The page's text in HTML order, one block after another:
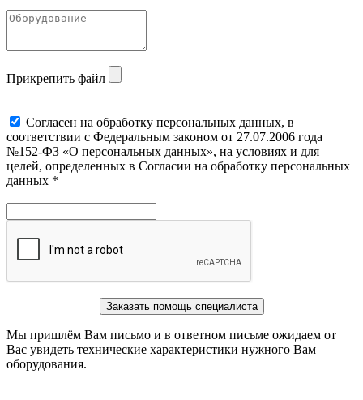
Прикрепить файл
Cогласен на обработку персональных данных, в
соответствии с Федеральным законом от 27.07.2006 года
№152-ФЗ «О персональных данных», на условиях и для
целей, определенных в Согласии на обработку персональных
данных *
Заказать помощь специалиста
Мы пришлём Вам письмо и в ответном письме ожидаем от
Вас увидеть технические характеристики нужного Вам
оборудования.